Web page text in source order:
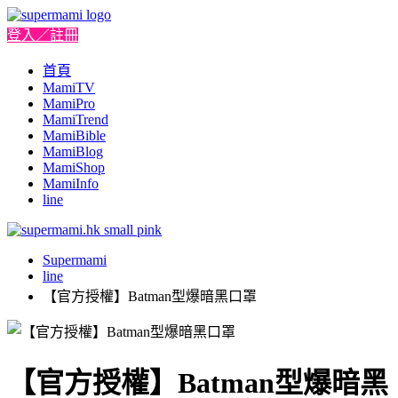
登入／註冊
首頁
MamiTV
MamiPro
MamiTrend
MamiBible
MamiBlog
MamiShop
MamiInfo
line
Supermami
line
【官方授權】Batman型爆暗黑口罩
【官方授權】Batman型爆暗黑